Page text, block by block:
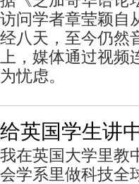
访问学者章莹颖自
经八天，至今仍然
上，媒体通过视频
为忧虑。
给英国学生讲
我在英国大学里教
会学系里做科技全